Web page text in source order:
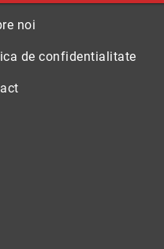
noi
de confidentialitate